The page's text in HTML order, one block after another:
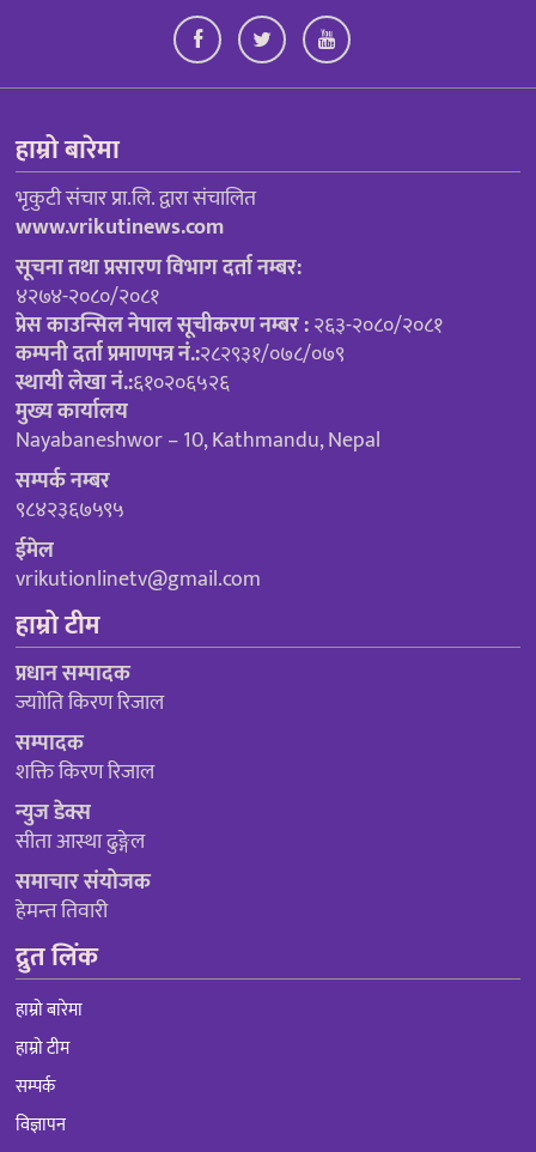
हाम्रो बारेमा
भृकुटी संचार प्रा.लि. द्वारा संचालित
www.vrikutinews.com
सूचना तथा प्रसारण विभाग दर्ता नम्बर:
४२७४-२०८०/२०८१
प्रेस काउन्सिल नेपाल सूचीकरण नम्बर :२६३-२०८०/२०८१
कम्पनी दर्ता प्रमाणपत्र नं.:२८२९३१/०७८/०७९
स्थायी लेखा नं.:६१०२०६५२६
मुख्य कार्यालय
Nayabaneshwor – 10, Kathmandu, Nepal
सम्पर्क नम्बर
९८४२३६७५९५
ईमेल
vrikutionlinetv@gmail.com
हाम्रो टीम
प्रधान सम्पादक
ज्याोति किरण रिजाल
सम्पादक
शक्ति किरण रिजाल
न्युज डेक्स
सीता आस्था ढुङ्गेल
समाचार संयोजक
हेमन्त तिवारी
द्रुत लिंक
हाम्रो बारेमा
हाम्रो टीम
सम्पर्क
विज्ञापन